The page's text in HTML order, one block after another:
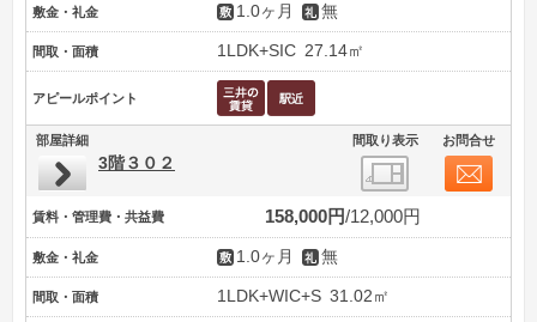
敷金・礼金 1.0ヶ月 無
間取・面積 1LDK+SIC 27.14㎡
アピールポイント
部屋詳細 間取り表示 お問合せ
3階３０２
賃料・管理費・共益費 158,000円 12,000円
敷金・礼金 1.0ヶ月 無
間取・面積 1LDK+WIC+S 31.02㎡